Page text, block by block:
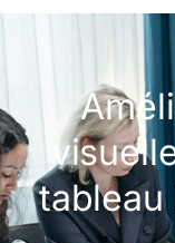
tableau